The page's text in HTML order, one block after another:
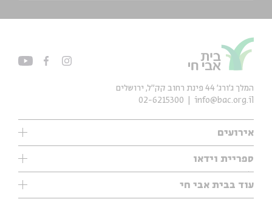
אירועים
עיון
אנגלית
ספריית וידאו
ילדים
מוזיקה
עוד בבית אבי חי
המלך ג'ורג' 44 פינת רחוב קק״ל, ירושלים
info@bac.org.il
02-6215300